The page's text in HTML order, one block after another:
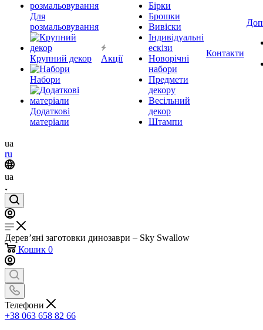
Для
розмальовування
Крупний декор
Набори
Додаткові
матеріали
Акції
Бірки
Брошки
Вивіски
Індивідуальні
ескізи
Новорічні
набори
Предмети
декору
Весільний
декор
Штампи
Контакти
ua
ru
ua
Дерев’яні заготовки динозаври – Sky Swallow
Кошик 0
Телефони
+38 063 658 82 66